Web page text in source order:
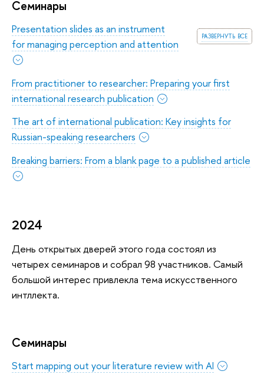
Семинары
развернуть все
Presentation slides as an instrument
for managing perception and attention
From practitioner to researcher: Preparing your first
international research publication
The art of international publication: Key insights for
Russian-speaking researchers
Breaking barriers: From a blank page to a published article
2024
День открытых дверей этого года состоял из
четырех семинаров и собрал 98 участников. Самый
большой интерес привлекла тема искусственного
интллекта.
Семинары
Start mapping out your literature review with AI